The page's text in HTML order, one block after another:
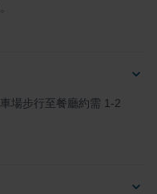
場步行至餐廳約需 1-2